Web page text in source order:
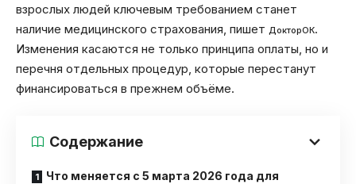
взрослых людей ключевым требованием станет
наличие медицинского страхования, пишет ДокторОК.
Изменения касаются не только принципа оплаты, но и
перечня отдельных процедур, которые перестанут
финансироваться в прежнем объёме.
Содержание
Что меняется с 5 марта 2026 года для